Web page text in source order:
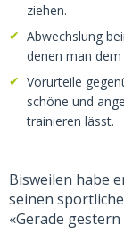
ziehen.
Abwechslung
denen man
Vorurteile
schöne und
trainieren lässt.
Bisweilen habe
seinen
«Gerade